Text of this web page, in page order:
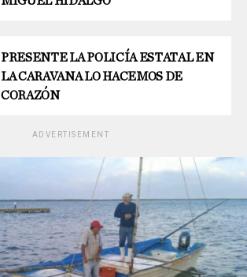
PRESENTE LA POLICÍA ESTATAL EN
LA CARAVANA LO HACEMOS DE
CORAZÓN
ADVERTISEMENT